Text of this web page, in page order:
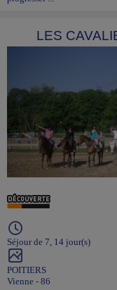
LES
Séjour de 7, 14 jour(s)
POITIERS
Vienne - 86